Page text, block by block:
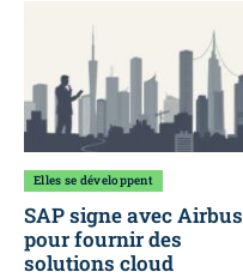
Elles se développent
SAP signe avec Airbus
pour fournir des
solutions cloud